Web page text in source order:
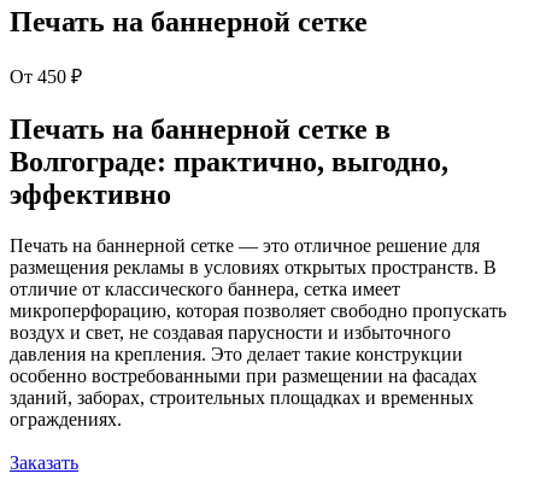
Печать на баннерной сетке
От 450 ₽
Печать на баннерной сетке в
Волгограде: практично, выгодно,
эффективно
Печать на баннерной сетке — это отличное решение для
размещения рекламы в условиях открытых пространств. В
отличие от классического баннера, сетка имеет
микроперфорацию, которая позволяет свободно пропускать
воздух и свет, не создавая парусности и избыточного
давления на крепления. Это делает такие конструкции
особенно востребованными при размещении на фасадах
зданий, заборах, строительных площадках и временных
ограждениях.
Заказать